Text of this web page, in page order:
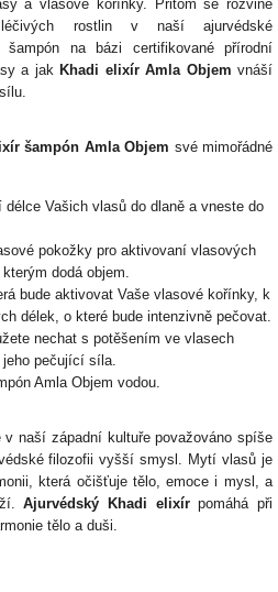
a vlasové kořínky. Přitom se rozvine
rostlin v naší ajurvédské
na bázi certifikované přírodní
a jak Khadi elixír Amla Objem vnáší
šampón Amla Objem své mimořádné
Vašich vlasů do dlaně a vneste do
pokožky pro aktivovaní vlasových
dodá objem.
bude aktivovat Vaše vlasové kořínky, k
délek, o které bude intenzivně pečovat.
nechat s potěšením ve vlasech
pečující síla.
Amla Objem vodou.
v naší západní kultuře považováno spíše
filozofii vyšší smysl. Mytí vlasů je
která očišťuje tělo, emoce i mysl, a
Ajurvédský Khadi elixírpomáhá při
tělo a duši.